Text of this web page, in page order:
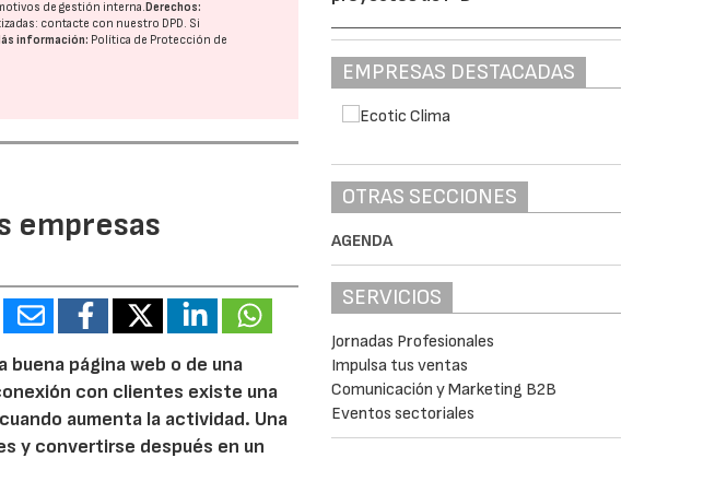
de gestión interna.Derechos:
contacte con nuestro DPD. Si
información: Política de Protección de
empresas
página web o de una
con clientes existe una
aumenta la actividad. Una
y convertirse después en un
EMPRESAS DESTACADAS
OTRAS SECCIONES
AGENDA
SERVICIOS
Jornadas Profesionales
Impulsa tus ventas
Comunicación y Marketing B2B
Eventos sectoriales